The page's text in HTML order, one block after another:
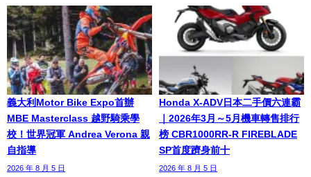
義大利Motor Bike Expo首辦
MBE Masterclass 越野騎乘學
校！世界冠軍 Andrea Verona 親
自指導
2026 年 8 月 5 日
Honda X-ADV日本二手價六連霸
｜2026年3月～5月機車轉售排行
榜 CBR1000RR-R FIREBLADE
SP首度躋身前十
2026 年 8 月 5 日